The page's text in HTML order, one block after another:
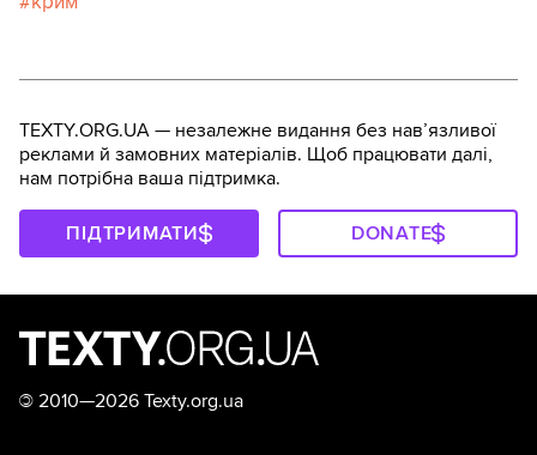
TEXTY.ORG.UA — незалежне видання без навʼязливої
реклами й замовних матеріалів. Щоб працювати далі,
нам потрібна ваша підтримка.
ПІДТРИМАТИ DONATE
© 2010—2026 Texty.org.ua